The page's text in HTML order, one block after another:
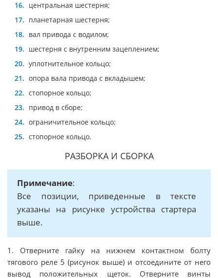
центральная шестерня;
планетарная шестерня;
вал привода с водилом;
шестерня с внутренним зацеплением;
уплотнительное кольцо;
опора вала привода с вкладышем;
стопорное кольцо;
привод в сборе;
ограничительное кольцо;
стопорное кольцо.
РАЗБОРКА И СБОРКА
Примечание:
Все позиции, приведенные в тексте
указаны на рисунке устройства стартера
выше.
1. Отверните гайку на нижнем контактном болту
тягового реле 5 (рисунок выше) и отсоедините от него
вывод положительных щеток. Отверните винты